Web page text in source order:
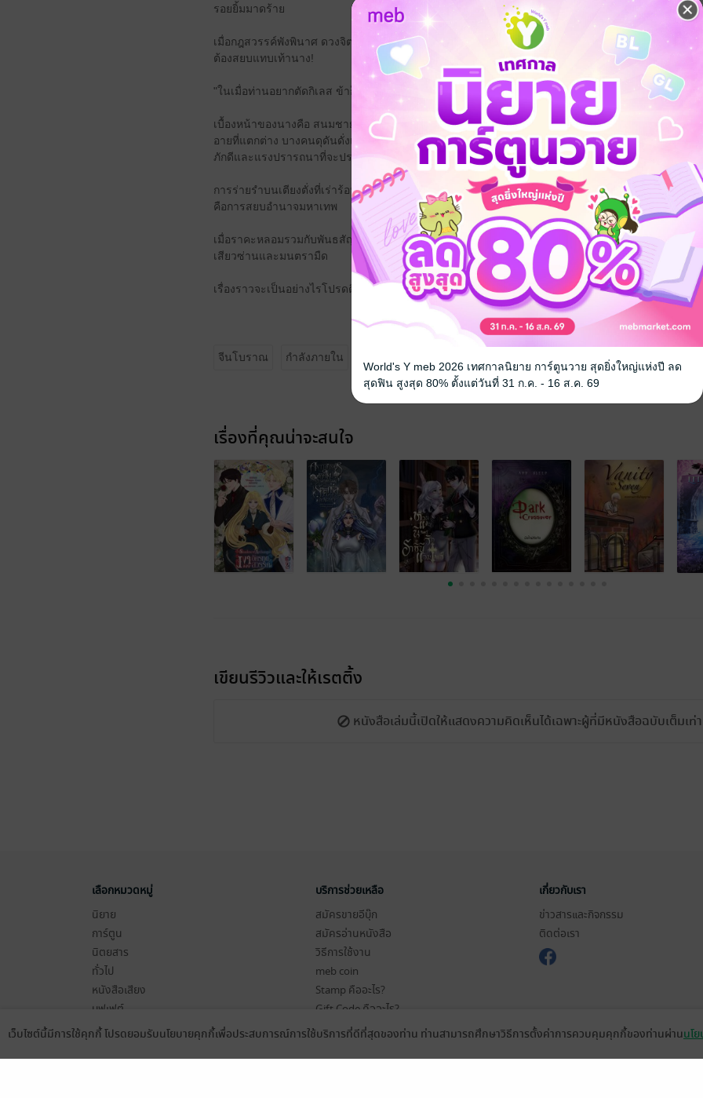
รอยยิ้มมาดร้าย
เมื่อกฎสวรรค์พังพินาศ ดวงจิตของมหาเทพจึงแตกสลายเป็นแปดเสี้ยว จุติเป็นบุรุษผู้สูงส่งแห่งแปดดินแดน
ต้องสยบแทบเท้านาง!
"ในเมื่อท่านอยากตัดกิเลส ข้าก็จะมอบกิเลสที่หอมหวานที่สุดให้... จนท่านมิอาจลืมเลือน"
เบื้องหน้าของนางคือ สนมชายทั้งแปด ผู้เป็นใหญ่จากทั้งสวรรค์ มาร มนุษย์ ไปจนถึงมังกรฟ้า แต่ละคนล้
อายที่แตกต่าง บางคนดุดันดั่งเปลวเพลิง บางคนเยือกเย็นดั่งหิมะ ทว่าทุกคนกลับมีสิ่งหนึ่งที่เหมือนกัน... คื
ภักดีและแรงปรารถนาที่จะปรนนิบัติหยาดเหงื่อทุกหยดเพื่อให้พระนางพึงพอใจ
การร่ายรำบนเตียงตั่งที่เร่าร้อนพรั่งพร้อมด้วยพลังแห่งมนตราปีศาจเริ่มต้นขึ้น ทุกสัมผัสคือการรวบรวม
คือการสยบอำนาจมหาเทพ
เมื่อราคะหลอมรวมกับพันธสัญญา สงครามชิงรักสลับกับการตามล่ามารฟ้าในแปดทิศหรดี จึงระเบิดขึ้นใ
เสียวซ่านและมนตรามืด
เรื่องราวจะเป็นอย่างไรโปรดติดตาม ..
จีนโบราณ กำลังภายใน
เรื่องที่คุณน่าจะสนใจ
เขียนรีวิวและให้เรตติ้ง
หนังสือเล่มนี้เปิดให้แสดงความคิดเห็นได้เฉพาะผู้ที่มีหนังสือฉบับเต็มเท่
เลือกหมวดหมู่
นิยาย
การ์ตูน
นิตยสาร
ทั่วไป
หนังสือเสียง
บุฟเฟต์
บริการช่วยเหลือ
สมัครขายอีบุ๊ก
สมัครอ่านหนังสือ
วิธีการใช้งาน
meb coin
Stamp คืออะไร?
Gift Code คืออะไร?
เงื่อนไขในการใช้บริการ
เกี่ยวกับเรา
ข่าวสารและกิจกรรม
ติดต่อเรา
เว็บไซต์นี้มีการใช้คุกกี้ โปรดยอมรับนโยบายคุกกี้เพื่อประสบการณ์การใช้บริการที่ดีที่สุดของท่าน ท่านสามารถศึกษาวิธีการตั้งค่าการควบคุมคุกกี้ของท่านผ่านนโ
World's Y meb 2026 เทศกาลนิยาย การ์ตูนวาย สุดยิ่งใหญ่แห่งปี ลด
สุดฟิน สูงสุด 80% ตั้งแต่วันที่ 31 ก.ค. - 16 ส.ค. 69